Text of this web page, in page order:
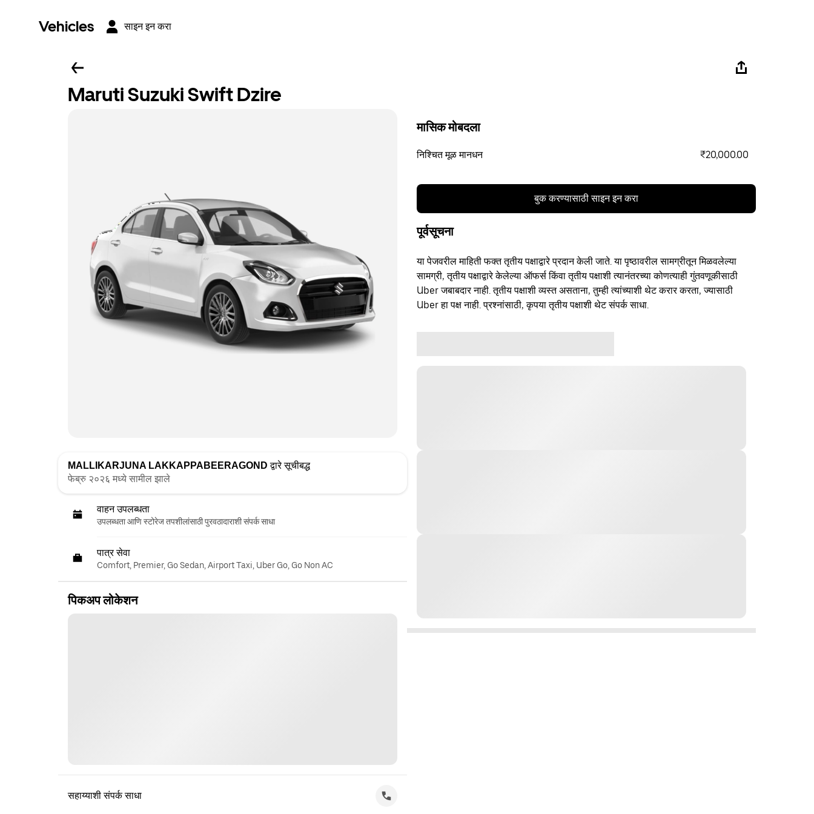
Vehicles साइन इन करा
Maruti Suzuki Swift Dzire
MALLIKARJUNA LAKKAPPABEERAGOND द्वारे सूचीबद्ध
फेब्रु २०२६ मध्ये सामील झाले
वाहन उपलब्धता
उपलब्धता आणि स्टोरेज तपशीलांसाठी पुरवठादाराशी संपर्क साधा
पात्र सेवा
Comfort, Premier, Go Sedan, Airport Taxi, Uber Go, Go Non AC
पिकअप लोकेशन
सहाय्याशी संपर्क साधा
मासिक मोबदला
निश्चित मूळ मानधन ₹20,000.00
बुक करण्यासाठी साइन इन करा
पूर्वसूचना
या पेजवरील माहिती फक्त तृतीय पक्षाद्वारे प्रदान केली जाते. या पृष्ठावरील सामग्रीतून मिळवलेल्या
सामग्री, तृतीय पक्षाद्वारे केलेल्या ऑफर्स किंवा तृतीय पक्षाशी त्यानंतरच्या कोणत्याही गुंतवणूकीसाठी
Uber जबाबदार नाही. तृतीय पक्षाशी व्यस्त असताना, तुम्ही त्यांच्याशी थेट करार करता, ज्यासाठी
Uber हा पक्ष नाही. प्रश्नांसाठी, कृपया तृतीय पक्षाशी थेट संपर्क साधा.